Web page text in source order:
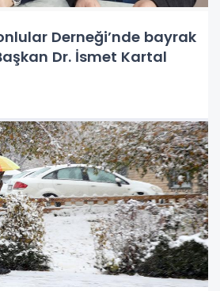
Derneği’nde bayrak
Dr. İsmet Kartal